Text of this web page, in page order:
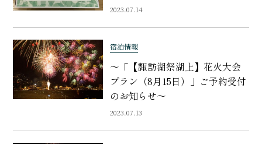
2023.07.14
宿泊情報
〜「【諏訪湖祭湖上】花火大会
プラン（8月15日）」ご予約受付
のお知らせ〜
2023.07.13